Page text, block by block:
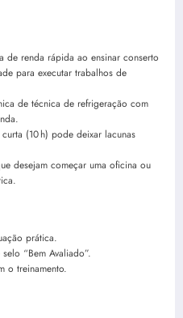
de renda rápida ao ensinar conserto
para executar trabalhos de
de técnica de refrigeração com
(10 h) pode deixar lacunas
desejam começar uma oficina ou
prática.
“Bem Avaliado”.
o treinamento.